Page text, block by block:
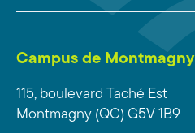
Campus de Montmagny
115, boulevard Taché Est
Montmagny (QC) G5V 1B9